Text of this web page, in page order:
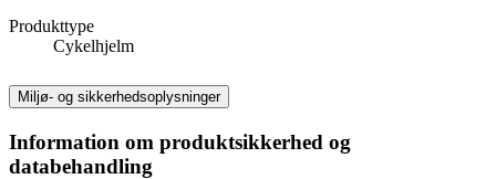
Produkttype
Cykelhjelm
Miljø- og sikkerhedsoplysninger
Information om produktsikkerhed og
databehandling